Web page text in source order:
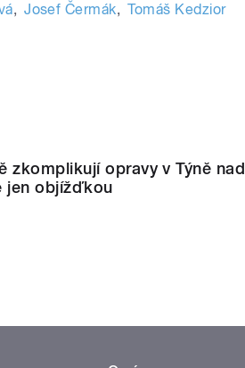
, Josef Čermák, Tomáš Kedzior
zkomplikují opravy v Týně nad
jen objížďkou